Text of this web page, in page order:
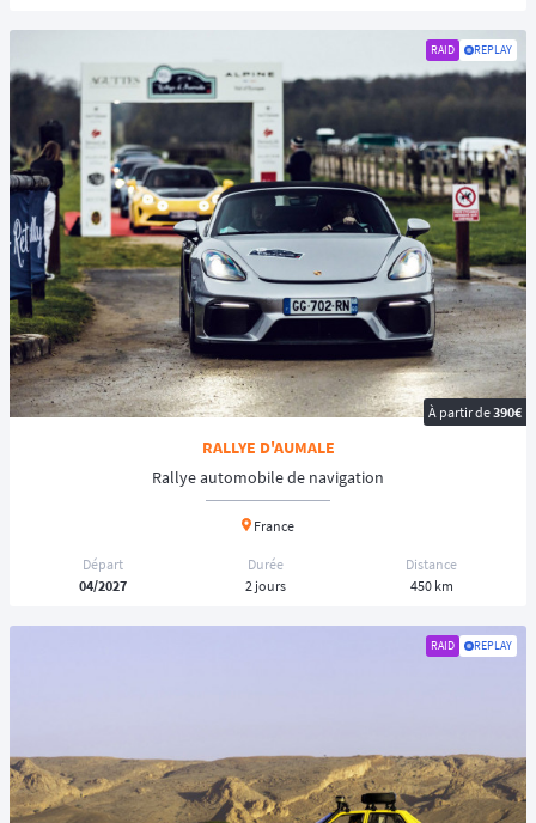
RAID REPLAY
À partir de390€
RALLYE D'AUMALE
Rallye automobile de navigation
France
Départ
04/2027
Durée
2 jours
Distance
450 km
RAID REPLAY